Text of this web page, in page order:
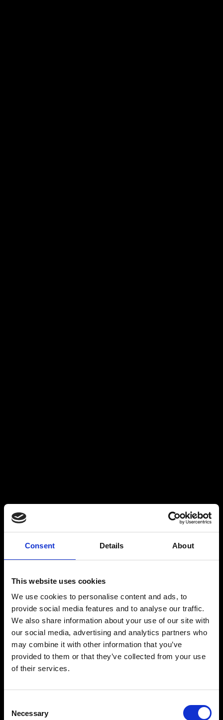
Consent Details About
This website uses cookies
We use cookies to personalise content and ads, to
provide social media features and to analyse our traffic.
We also share information about your use of our site with
our social media, advertising and analytics partners who
may combine it with other information that you’ve
provided to them or that they’ve collected from your use
of their services.
Selection
Necessary